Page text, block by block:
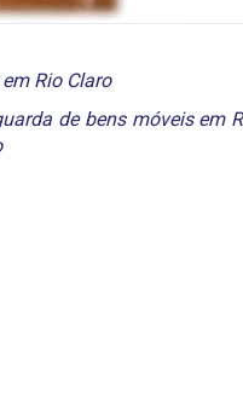
Rio Claro
de bens móveis em